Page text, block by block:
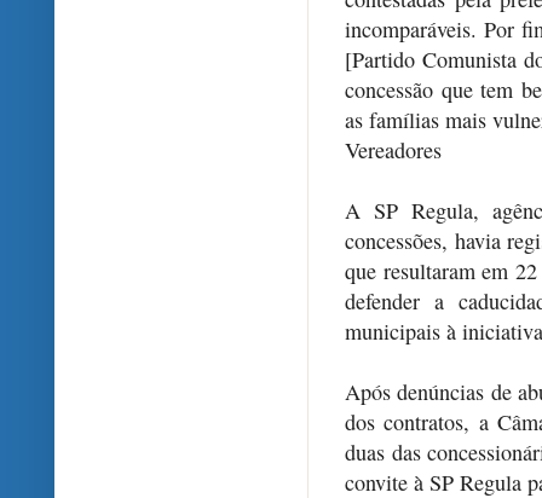
incomparáveis. Por
[Partido Comunista
concessão que tem
as famílias mais
Vereadores
A SP Regula,
concessões, havia
que resultaram em
defender a
municipais à
Após denúncias de
dos contratos, a
duas das
convite à SP Regula